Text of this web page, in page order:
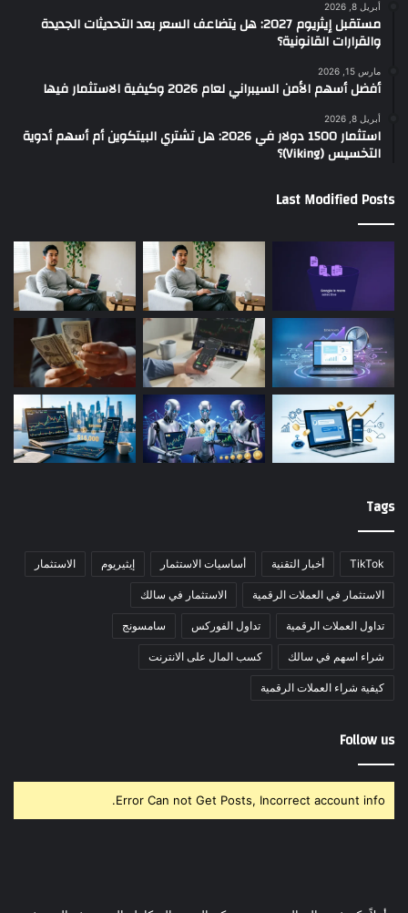
أبريل 8, 2026
مستقبل إيثريوم 2027: هل يتضاعف السعر بعد التحديثات الجديدة
والقرارات القانونية؟
مارس 15, 2026
أفضل أسهم الأمن السيبراني لعام 2026 وكيفية الاستثمار فيها
أبريل 8, 2026
استثمار 1500 دولار في 2026: هل تشتري البيتكوين أم أسهم أدوية
التخسيس (Viking)؟
Last Modified Posts
Tags
TikTok أخبار التقنية أساسيات الاستثمار إيثيريوم الاستثمار
الاستثمار في العملات الرقمية الاستثمار في سالك
تداول العملات الرقمية تداول الفوركس سامسونج
شراء اسهم في سالك كسب المال على الانترنت
كيفية شراء العملات الرقمية
Follow us
Error Can not Get Posts, Incorrect account info.